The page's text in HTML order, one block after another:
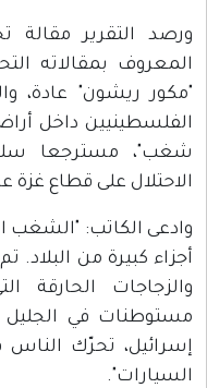
ورصد التقرير مقالة
المعروف بمقالاته
"مكور ريشون" عادة،
شغب"، مسترجعا
الاحتلال على قطاع غزة عام
وادعى الكاتب: "الشغب
أجزاء كبيرة من
والزجاجات
مستوطنات في
إسرائيل، تحرّك
السيارات".